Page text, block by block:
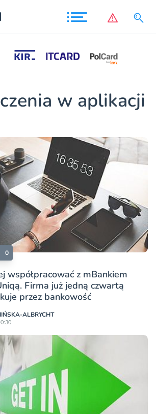
w aplikacji
0
współpracować z mBankiem
Firma już jedną czwartą
przez bankowość
ALBRYCHT